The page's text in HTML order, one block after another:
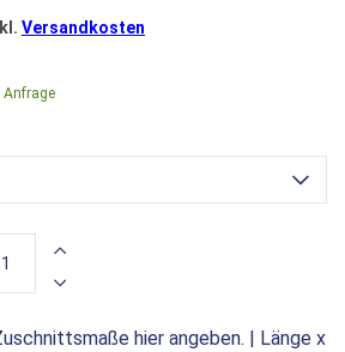
Versandkosten
Anfrage
hier angeben. | Länge x